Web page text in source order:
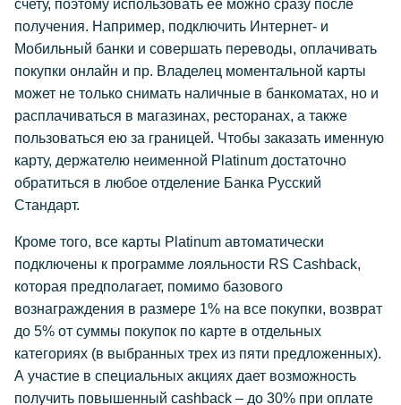
счету, поэтому использовать ее можно сразу после
получения. Например, подключить Интернет- и
Мобильный банки и совершать переводы, оплачивать
покупки онлайн и пр. Владелец моментальной карты
может не только снимать наличные в банкоматах, но и
расплачиваться в магазинах, ресторанах, а также
пользоваться ею за границей. Чтобы заказать именную
карту, держателю неименной Platinum достаточно
обратиться в любое отделение Банка Русский
Стандарт.
Кроме того, все карты Platinum автоматически
подключены к программе лояльности RS Cashback,
которая предполагает, помимо базового
вознаграждения в размере 1% на все покупки, возврат
до 5% от суммы покупок по карте в отдельных
категориях (в выбранных трех из пяти предложенных).
А участие в специальных акциях дает возможность
получить повышенный cashback – до 30% при оплате